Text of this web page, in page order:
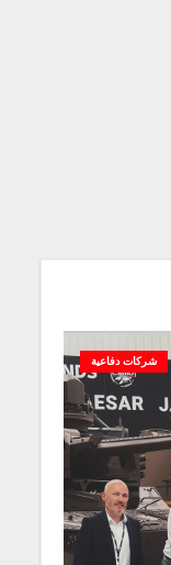
شركات دفاعية